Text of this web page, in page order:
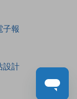
子報
設計